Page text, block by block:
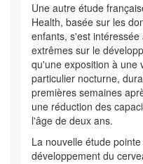
Une autre étude
Health, basée sur les
enfants, s'est
extrêmes sur le
qu'une exposition à une
particulier nocturne,
premières semaines
une réduction des
l'âge de deux ans.
La nouvelle étude
développement du